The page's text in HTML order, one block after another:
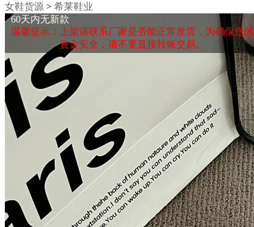
女鞋货源 > 希莱鞋业
60天内无新款
温馨提示：上架请联系厂家是否能正常发货，为确保您的
资金安全，请不要直接转账交易。